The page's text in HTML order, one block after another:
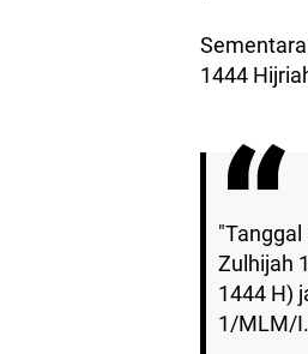
1444
Zulhijah
1444 H)
1/MLM/